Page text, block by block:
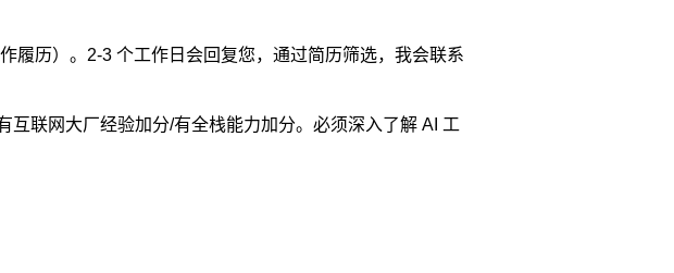
履历）。2-3 个工作日会回复您，通过简历筛选，我会联系
联网大厂经验加分/有全栈能力加分。必须深入了解 AI 工